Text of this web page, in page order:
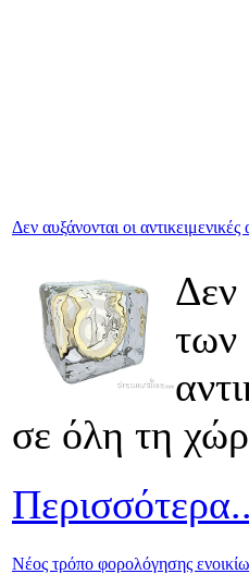
Δεν αυξάνονται οι αντικειμενικές
Δεν
των
σε όλη τη
Νέος τρόπο φορολόγησης